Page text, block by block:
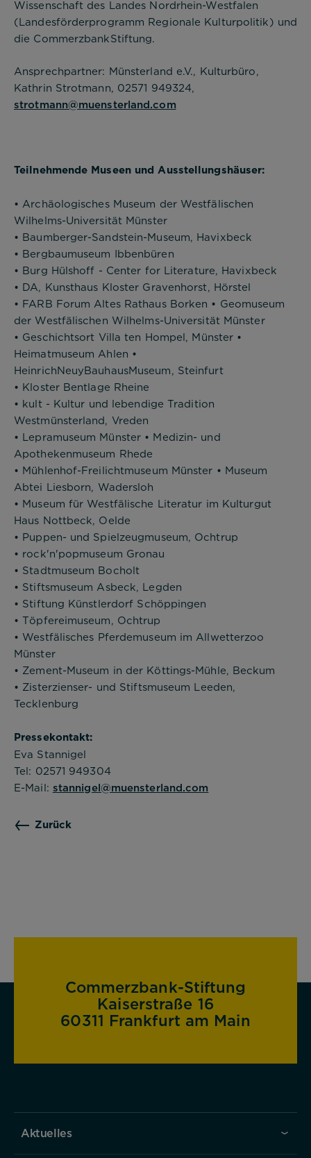
Wissenschaft des Landes Nordrhein-Westfalen
(Landesförderprogramm Regionale Kulturpolitik) und
die CommerzbankStiftung.
Ansprechpartner: Münsterland e.V., Kulturbüro,
Kathrin Strotmann, 02571 949324,
strotmann@muensterland.com
Teilnehmende Museen und Ausstellungshäuser:
• Archäologisches Museum der Westfälischen
Wilhelms-Universität Münster
• Baumberger-Sandstein-Museum, Havixbeck
• Bergbaumuseum Ibbenbüren
• Burg Hülshoff - Center for Literature, Havixbeck
• DA, Kunsthaus Kloster Gravenhorst, Hörstel
• FARB Forum Altes Rathaus Borken • Geomuseum
der Westfälischen Wilhelms-Universität Münster
• Geschichtsort Villa ten Hompel, Münster •
Heimatmuseum Ahlen •
HeinrichNeuyBauhausMuseum, Steinfurt
• Kloster Bentlage Rheine
• kult - Kultur und lebendige Tradition
Westmünsterland, Vreden
• Lepramuseum Münster • Medizin- und
Apothekenmuseum Rhede
• Mühlenhof-Freilichtmuseum Münster • Museum
Abtei Liesborn, Wadersloh
• Museum für Westfälische Literatur im Kulturgut
Haus Nottbeck, Oelde
• Puppen- und Spielzeugmuseum, Ochtrup
• rock'n'popmuseum Gronau
• Stadtmuseum Bocholt
• Stiftsmuseum Asbeck, Legden
• Stiftung Künstlerdorf Schöppingen
• Töpfereimuseum, Ochtrup
• Westfälisches Pferdemuseum im Allwetterzoo
Münster
• Zement-Museum in der Köttings-Mühle, Beckum
• Zisterzienser- und Stiftsmuseum Leeden,
Tecklenburg
Pressekontakt:
Eva Stannigel
Tel: 02571 949304
E-Mail: stannigel@muensterland.com
Zurück
Commerzbank-Stiftung
Kaiserstraße 16
60311 Frankfurt am Main
Aktuelles